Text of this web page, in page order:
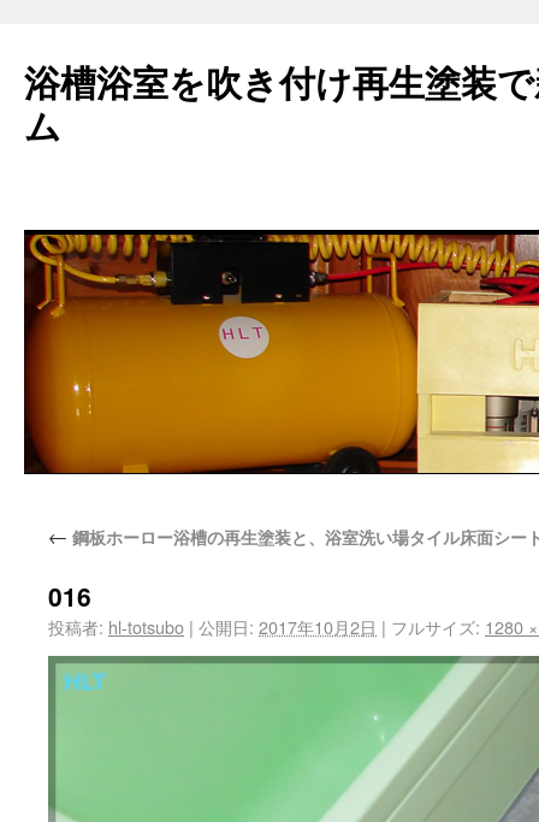
浴槽浴室を吹き付け再生塗装
ム
← 鋼板ホーロー浴槽の再生塗装と、浴室洗い場タイル床面シ
016
投稿者: hl-totsubo | 公開日: 2017年10月2日 | フルサイズ: 1280